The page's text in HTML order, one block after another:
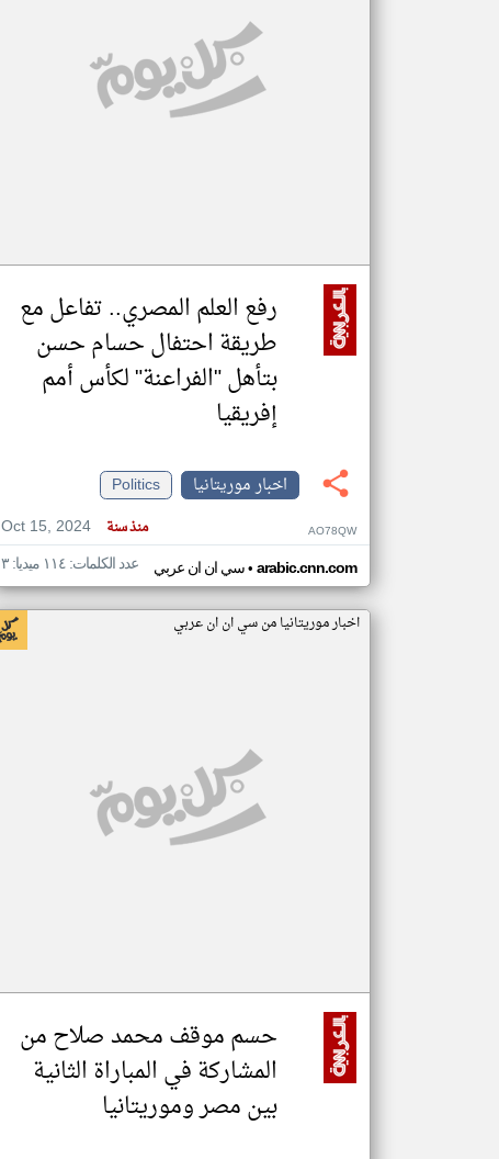
رفع العلم المصري.. تفاعل مع
طريقة احتفال حسام حسن
بتأهل "الفراعنة" لكأس أمم
إفريقيا
اخبار موريتانيا
Politics
Oct 15, 2024
منذ سنة AO78QW
سي ان ان عربي• arabic.cnn.com عدد الكلمات: ١١٤ ميديا: ٣
اخبار موريتانيا من سي ان ان عربي
حسم موقف محمد صلاح من
المشاركة في المباراة الثانية
بين مصر وموريتانيا